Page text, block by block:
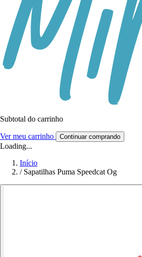
Subtotal do carrinho
Ver meu carrinho Continuar comprando
Loading...
Início
/ Sapatilhas Puma Speedcat Og